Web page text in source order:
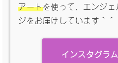
アートを使って、エンジ
ジをお届けしています＾＾
インスタグラ